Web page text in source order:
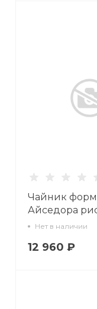
Чайник
Айседора
Земляника
Нет в наличии
12 960 ₽